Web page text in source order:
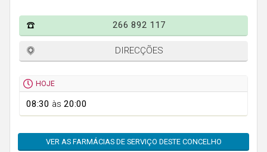
Faro
Guarda
Leiria
Lisboa
Portalegre
Santarém
266 892 117
DIRECÇÕES
HOJE
08:30 às 20:00
VER AS FARMÁCIAS DE SERVIÇO DESTE CONCELHO